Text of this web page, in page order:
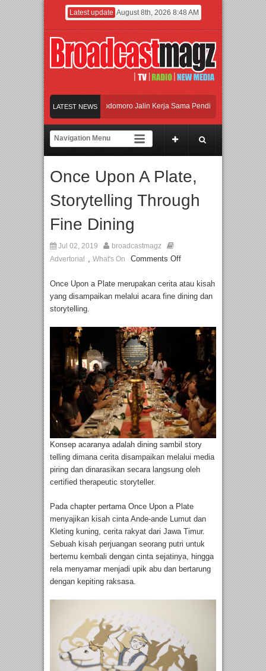
Latest update August 8th, 2026 8:48 AM
LATEST NEWS
dan Universitas Agung Podomoro Jalin Kerja Sama Pendidikan dan Riset untuk
Jakarta dengan Ribuan Mainan dan Produk Bayi dari Seluruh Dunia,
dan Universitas Agung Podomoro Jalin Kerja Sama Pendidikan dan Riset untuk
Once Upon A Plate,
Storytelling Through
Fine Dining
Jul 02, 2019
broadcastmagz
Advertorial
, What's On Comments Off
Once Upon a Plate merupakan cerita atau kisah
yang disampaikan melalui acara fine dining dan
storytelling.
Konsep acaranya adalah dining sambil story
telling dimana cerita disampaikan melalui media
piring dan dinarasikan secara langsung oleh
certified therapeutic storyteller.
Pada chapter pertama Once Upon a Plate
menyajikan kisah cinta Ande-ande Lumut dan
Kleting kuning, cerita rakyat dari Jawa Timur.
Sebuah kisah perjuangan seorang putri untuk
bertemu kembali dengan cinta sejatinya, hingga
rela menyamar menjadi upik abu dan bertarung
dengan kepiting raksasa.